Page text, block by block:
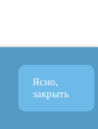
Ясно,
закрыть